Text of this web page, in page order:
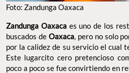
Foto: Zandunga Oaxaca
Zandunga Oaxaca es uno de los
buscados de Oaxaca, pero no solo
por la calidez de su servicio el cual
Este lugarcito cero pretencioso
poco a poco se fue convirtiendo en